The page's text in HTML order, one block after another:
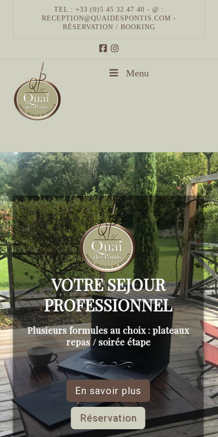
TEL : +33 (0)5 45 32 47 40 - @ :
RECEPTION@QUAIDESPONTIS.COM -
RÉSERVATION / BOOKING
Menu
VOTRE SEJOUR
PROFESSIONNEL
Plusieurs formules au choix : plateaux
repas / soirée étape
En savoir plus
Réservation